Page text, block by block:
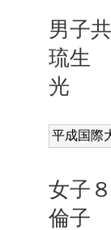
男子
琉生
光 （
平成国際
女子
倫子